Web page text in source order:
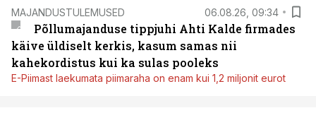
MAJANDUSTULEMUSED 06.08.26, 09:34
Põllumajanduse tippjuhi Ahti Kalde firmades
käive üldiselt kerkis, kasum samas nii
kahekordistus kui ka sulas pooleks
E-Piimast laekumata piimaraha on enam kui 1,2 miljonit eurot